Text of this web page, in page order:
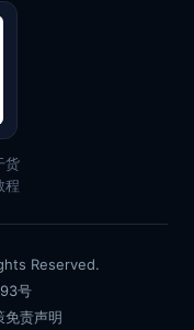
货
程
Reserved.
号
免责声明